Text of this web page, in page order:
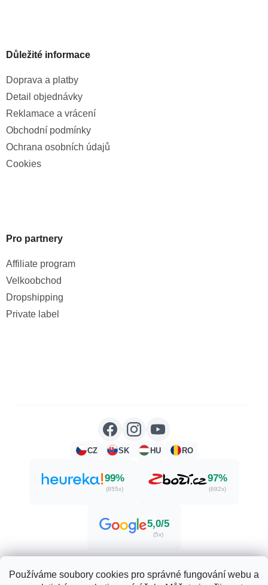
Používáme soubory cookies pro správné fungování webu a
Důležité informace
Doprava a platby
Detail objednávky
Reklamace a vrácení
Obchodní podmínky
Ochrana osobních údajů
Cookies
Pro partnery
Affiliate program
Velkoobchod
Dropshipping
Private label
CZ SK HU RO
99%
(855x)
97%
(692x)
5,0/5
(5x)